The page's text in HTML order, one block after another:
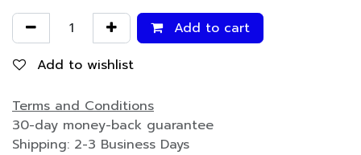
Add to cart
Add to wishlist
Terms and Conditions
30-day money-back guarantee
Shipping: 2-3 Business Days